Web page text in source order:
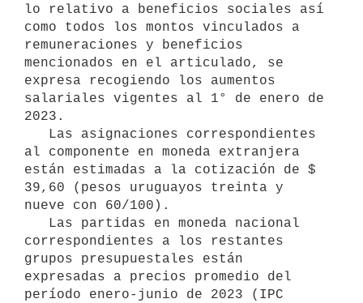
lo relativo a beneficios sociales así
como todos los montos vinculados a
remuneraciones y beneficios
mencionados en el articulado, se
expresa recogiendo los aumentos
salariales vigentes al 1° de enero de
2023.
al componente en moneda extranjera
están estimadas a la cotización de $
39,60 (pesos uruguayos treinta y
nueve con 60/100).
correspondientes a los restantes
grupos presupuestales están
expresadas a precios promedio del
período enero-junio de 2023 (IPC